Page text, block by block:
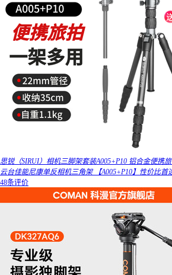
思锐（SIRUI）相机三脚架套装A005+P10 铝合金便携
云台佳能尼康单反相机三角架 【A005+P10】性价比首
48条评价